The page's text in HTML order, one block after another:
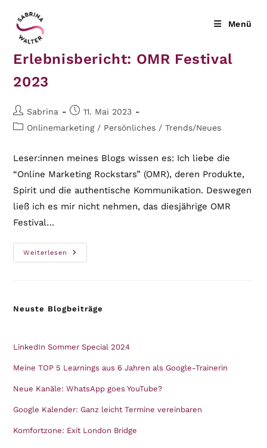
Inhalt
springen
Menü
Erlebnisbericht: OMR Festival
2023
Beitrags-
Autor:
Sabrina
Beitrag
veröffentlicht:
11. Mai 2023
Beitrags-
Onlinemarketing / Persönliches / Trends/Neues
Leser:innen meines Blogs wissen es: Ich liebe die
“Online Marketing Rockstars” (OMR), deren Produkte,
Spirit und die authentische Kommunikation. Deswegen
ließ ich es mir nicht nehmen, das diesjährige OMR
Festival…
Weiterlesen
Erlebnisbericht:
OMR
Neuste Blogbeiträge
LinkedIn Sommer Special 2024
Meine TOP 5 Learnings aus 6 Jahren als Google-Trainerin
Neue Kanäle: WhatsApp goes YouTube?
Google Kalender: Ganz leicht Termine vereinbaren
Komfortzone: Exit London Bridge